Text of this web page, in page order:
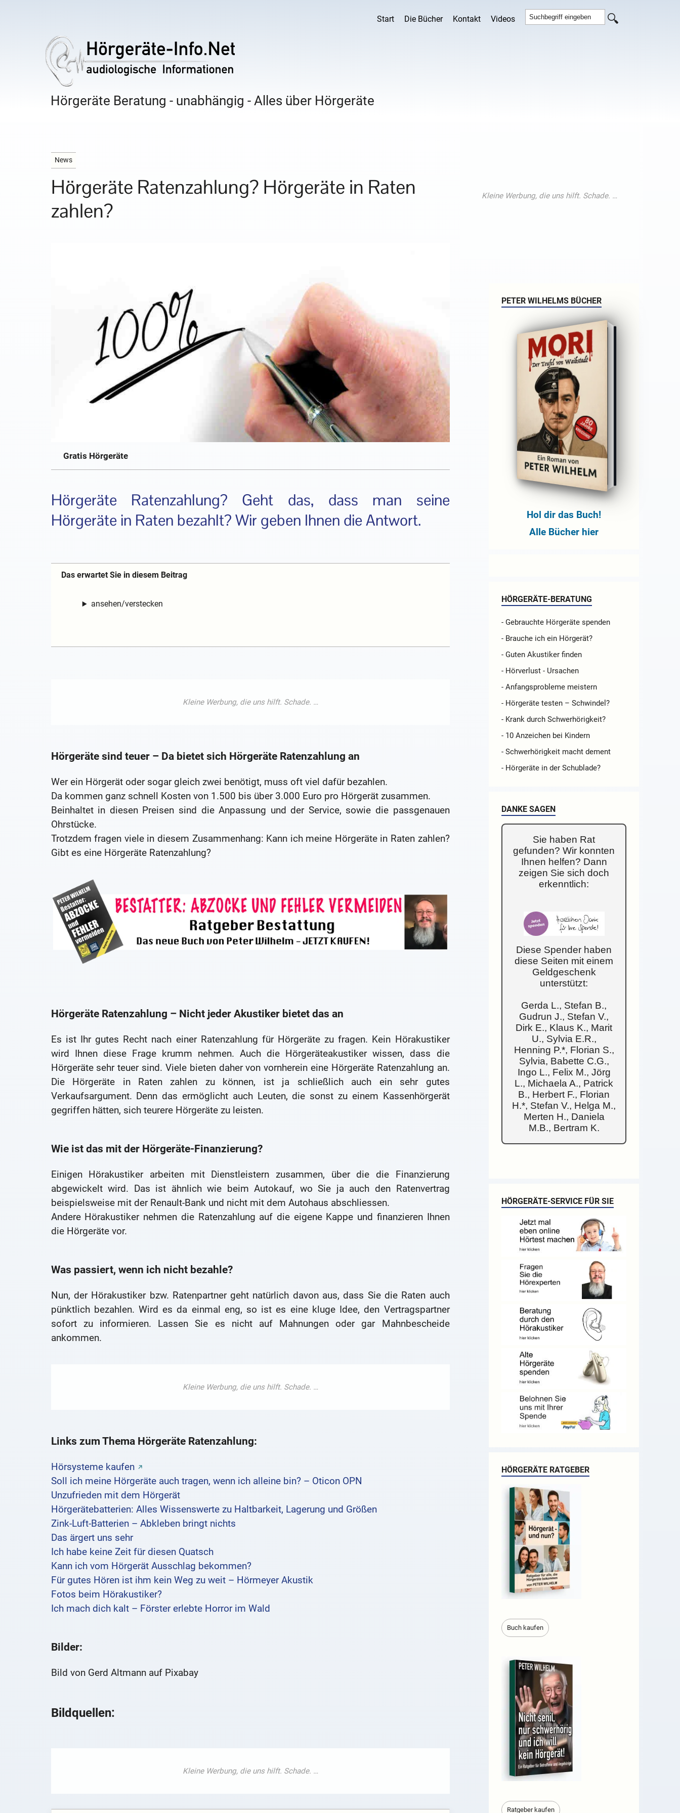
Start Die Bücher Kontakt Videos
Hörgeräte Beratung - unabhängig - Alles über Hörgeräte
News
Hörgeräte Ratenzahlung? Hörgeräte in Raten
zahlen?
Gratis Hörgeräte
Hörgeräte Ratenzahlung? Geht das, dass man seine
Hörgeräte in Raten bezahlt? Wir geben Ihnen die Antwort.
Das erwartet Sie in diesem Beitrag
ansehen/verstecken
Hörgeräte sind teuer – Da bietet sich Hörgeräte Ratenzahlung an
Wer ein Hörgerät oder sogar gleich zwei benötigt, muss oft viel dafür bezahlen.
Da kommen ganz schnell Kosten von 1.500 bis über 3.000 Euro pro Hörgerät zusammen.
Beinhaltet in diesen Preisen sind die Anpassung und der Service, sowie die passgenauen
Ohrstücke.
Trotzdem fragen viele in diesem Zusammenhang: Kann ich meine Hörgeräte in Raten zahlen?
Gibt es eine Hörgeräte Ratenzahlung?
Hörgeräte Ratenzahlung – Nicht jeder Akustiker bietet das an
Es ist Ihr gutes Recht nach einer Ratenzahlung für Hörgeräte zu fragen. Kein Hörakustiker
wird Ihnen diese Frage krumm nehmen. Auch die Hörgeräteakustiker wissen, dass die
Hörgeräte sehr teuer sind. Viele bieten daher von vornherein eine Hörgeräte Ratenzahlung an.
Die Hörgeräte in Raten zahlen zu können, ist ja schließlich auch ein sehr gutes
Verkaufsargument. Denn das ermöglicht auch Leuten, die sonst zu einem Kassenhörgerät
gegriffen hätten, sich teurere Hörgeräte zu leisten.
Wie ist das mit der Hörgeräte-Finanzierung?
Einigen Hörakustiker arbeiten mit Dienstleistern zusammen, über die die Finanzierung
abgewickelt wird. Das ist ähnlich wie beim Autokauf, wo Sie ja auch den Ratenvertrag
beispielsweise mit der Renault-Bank und nicht mit dem Autohaus abschliessen.
Andere Hörakustiker nehmen die Ratenzahlung auf die eigene Kappe und finanzieren Ihnen
die Hörgeräte vor.
Was passiert, wenn ich nicht bezahle?
Nun, der Hörakustiker bzw. Ratenpartner geht natürlich davon aus, dass Sie die Raten auch
pünktlich bezahlen. Wird es da einmal eng, so ist es eine kluge Idee, den Vertragspartner
sofort zu informieren. Lassen Sie es nicht auf Mahnungen oder gar Mahnbescheide
ankommen.
Links zum Thema Hörgeräte Ratenzahlung:
Hörsysteme kaufen
Soll ich meine Hörgeräte auch tragen, wenn ich alleine bin? – Oticon OPN
Unzufrieden mit dem Hörgerät
Hörgerätebatterien: Alles Wissenswerte zu Haltbarkeit, Lagerung und Größen
Zink-Luft-Batterien – Abkleben bringt nichts
Das ärgert uns sehr
Ich habe keine Zeit für diesen Quatsch
Kann ich vom Hörgerät Ausschlag bekommen?
Für gutes Hören ist ihm kein Weg zu weit – Hörmeyer Akustik
Fotos beim Hörakustiker?
Ich mach dich kalt – Förster erlebte Horror im Wald
Bilder:
Bild von Gerd Altmann auf Pixabay
Bildquellen:
PETER WILHELMS BÜCHER
Hol dir das Buch!
Alle Bücher hier
HÖRGERÄTE-BERATUNG
- Gebrauchte Hörgeräte spenden
- Brauche ich ein Hörgerät?
- Guten Akustiker finden
- Hörverlust - Ursachen
- Anfangsprobleme meistern
- Hörgeräte testen – Schwindel?
- Krank durch Schwerhörigkeit?
- 10 Anzeichen bei Kindern
- Schwerhörigkeit macht dement
- Hörgeräte in der Schublade?
DANKE SAGEN
Sie haben Rat
gefunden? Wir konnten
Ihnen helfen? Dann
zeigen Sie sich doch
erkenntlich:
Diese Spender haben
diese Seiten mit einem
Geldgeschenk
unterstützt:
Gerda L., Stefan B.,
Gudrun J., Stefan V.,
Dirk E., Klaus K., Marit
U., Sylvia E.R.,
Henning P.*, Florian S.,
Sylvia, Babette C.G.,
Ingo L., Felix M., Jörg
L., Michaela A., Patrick
B., Herbert F., Florian
H.*, Stefan V., Helga M.,
Merten H., Daniela
M.B., Bertram K.
HÖRGERÄTE-SERVICE FÜR SIE
HÖRGERÄTE RATGEBER
Buch kaufen
Ratgeber kaufen